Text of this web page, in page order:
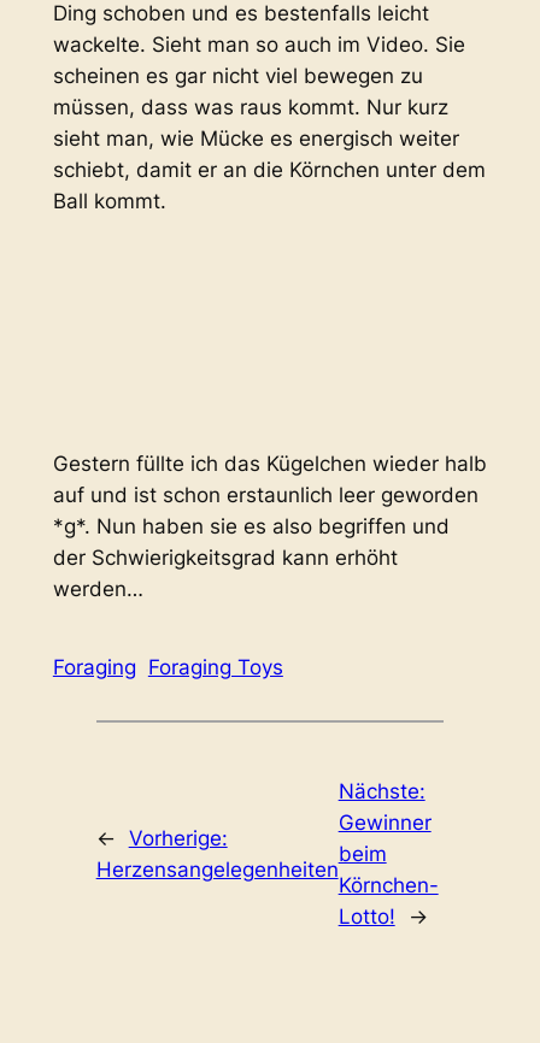
Ding schoben und es bestenfalls leicht
wackelte. Sieht man so auch im Video. Sie
scheinen es gar nicht viel bewegen zu
müssen, dass was raus kommt. Nur kurz
sieht man, wie Mücke es energisch weiter
schiebt, damit er an die Körnchen unter dem
Ball kommt.
Gestern füllte ich das Kügelchen wieder halb
auf und ist schon erstaunlich leer geworden
*g*. Nun haben sie es also begriffen und
der Schwierigkeitsgrad kann erhöht
werden…
Foraging Foraging Toys
← Vorherige:
Herzensangelegenheiten
Nächste:
Gewinner
beim
Körnchen-
Lotto!
→